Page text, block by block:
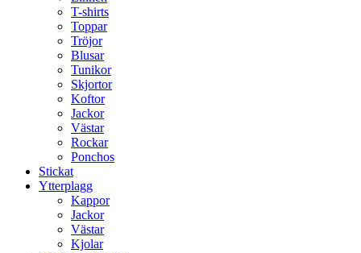
T-shirts
Toppar
Tröjor
Blusar
Tunikor
Skjortor
Koftor
Jackor
Västar
Rockar
Ponchos
Stickat
Ytterplagg
Kappor
Jackor
Västar
Kjolar